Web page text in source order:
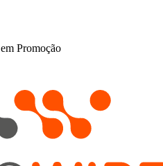
Promoção